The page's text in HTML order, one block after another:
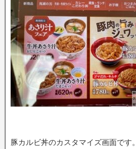
豚カルビ丼のカスタマイズ画面です。